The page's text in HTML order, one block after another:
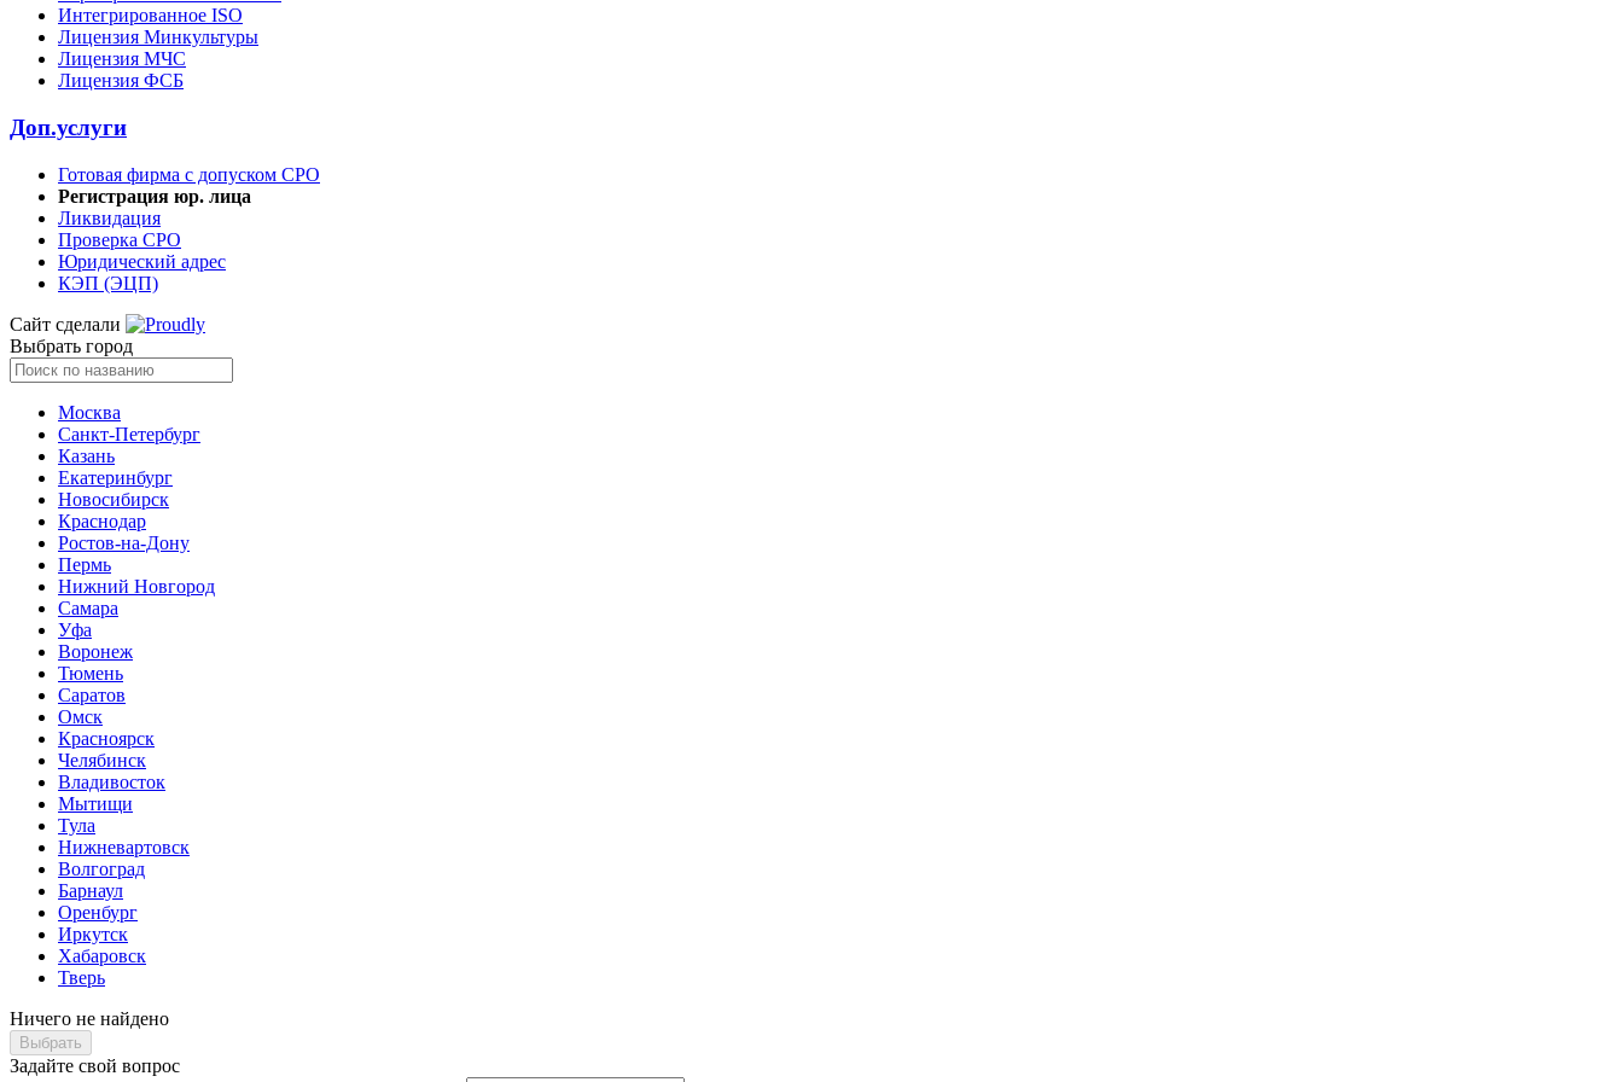
Интегрированное ISO
Лицензия Минкультуры
Лицензия МЧС
Лицензия ФСБ
Доп.услуги
Готовая фирма с допуском СРО
Регистрация юр. лица
Ликвидация
Проверка СРО
Юридический адрес
КЭП (ЭЦП)
Сайт сделали
Выбрать город
Москва
Санкт-Петербург
Казань
Екатеринбург
Новосибирск
Краснодар
Ростов-на-Дону
Пермь
Нижний Новгород
Самара
Уфа
Воронеж
Тюмень
Саратов
Омск
Красноярск
Челябинск
Владивосток
Мытищи
Тула
Нижневартовск
Волгоград
Барнаул
Оренбург
Иркутск
Хабаровск
Тверь
Ничего не найдено
Выбрать
Задайте свой вопрос